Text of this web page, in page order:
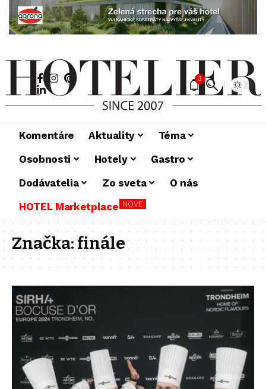
3
Komentáre Aktuality
Téma
Osobnosti
Hotely
Gastro
Dodávatelia
Zo sveta
O nás
HOTEL Marketplace NOVÉ
Značka:finále